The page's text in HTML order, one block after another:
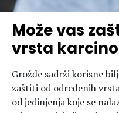
Može vas
vrsta
Grožđe sadrži korisne
zaštiti od određenih
od jedinjenja koje se